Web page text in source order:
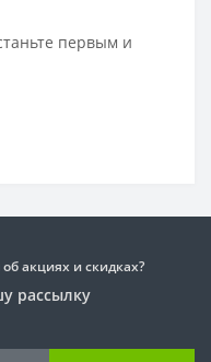
первым и
акциях и скидках?
рассылку